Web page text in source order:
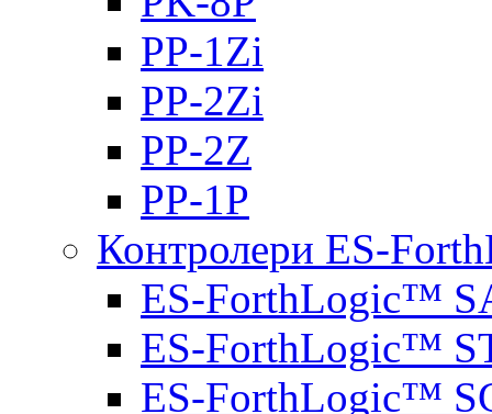
PP-1Zi
PP-2Zi
PP-2Z
PP-1P
Контролери ES-
ES-ForthLogic™
ES-ForthLogic™
ES-ForthLogic™